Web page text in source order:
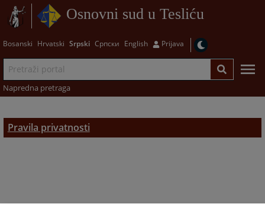
Osnovni sud u Tesliću
Bosanski Hrvatski Srpski Српски English Prijava
Napredna pretraga
Pravila privatnosti